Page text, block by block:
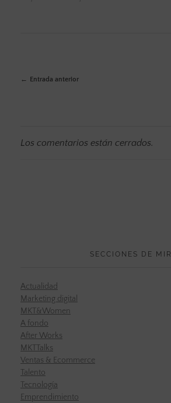
Entrada anterior
Los comentarios están cerrados.
SECCIONES DE MIR
Actualidad
Marketing digital
MKT&Women
A fondo
After Works
MKTTalks
Ventas & Ecommerce
Talento
Tecnología
Emprendimiento